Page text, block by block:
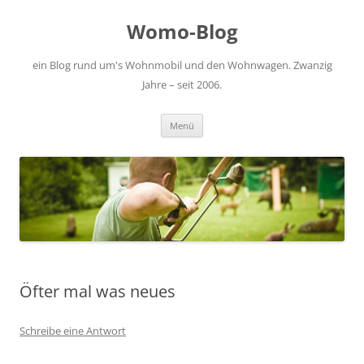
Womo-Blog
ein Blog rund um's Wohnmobil und den Wohnwagen. Zwanzig
Jahre – seit 2006.
Menü
Öfter mal was neues
Schreibe eine Antwort